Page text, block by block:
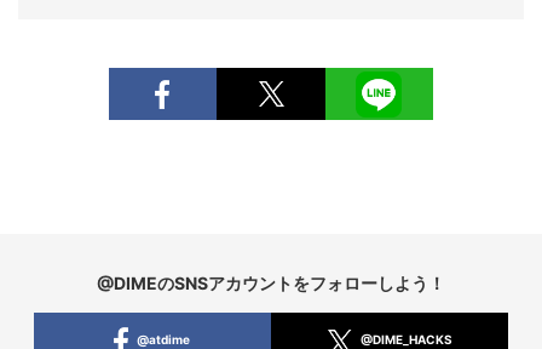
@DIMEのSNSアカウントをフォローしよう！
@atdime @DIME_HACKS